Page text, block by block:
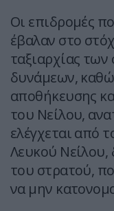
Οι επιδρομές
έβαλαν στο
ταξιαρχίας
δυνάμεων,
αποθήκευσης
του Νείλου,
ελέγχεται από
Λευκού Νείλου,
του στρατού,
να μην